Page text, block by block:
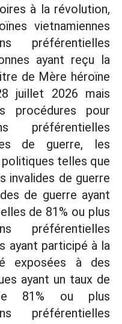
à la révolution,
vietnamiennes
préférentielles
ayant reçu la
de Mère héroïne
juillet 2026 mais
procédures pour
préférentielles
de guerre, les
telles que
invalides de guerre
de guerre ayant
de 81% ou plus
préférentielles
ayant participé à la
exposées à des
ayant un taux de
81% ou plus
préférentielles